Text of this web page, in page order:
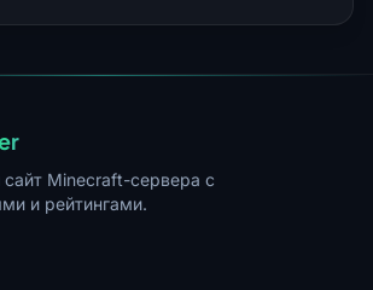
Minecraft-сервера с
и рейтингами.